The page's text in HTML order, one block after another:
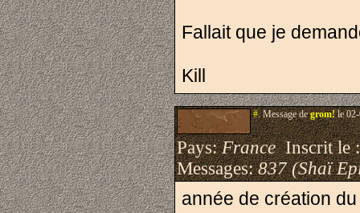
Fallait que je
Kill
#.Message degrom!le 02-
Pays:FranceInscrit le
Messages:837 (Shaï
année de création